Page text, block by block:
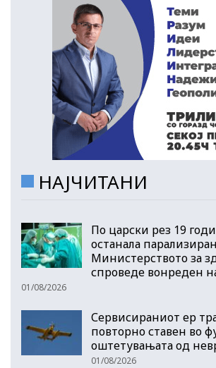
НАЈЧИТАНИ
По царски рез 19
останала
Министерството за
спроведе вонреден
01/08/2026
Сервисираниот ер
повторно ставен во
оштетувањата од
01/08/2026